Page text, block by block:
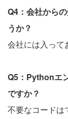
Q4：会社から
うか？
会社には入って
Q5：Pythonエ
ですか？
不要なコードは